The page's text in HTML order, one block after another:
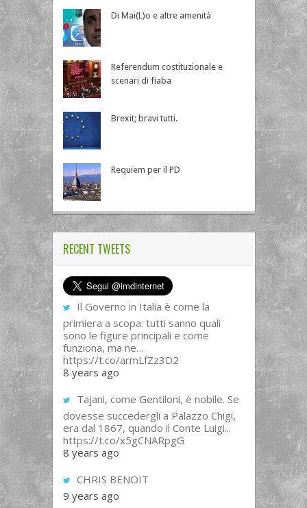
Di Mai(L)o e altre amenità
Referendum costituzionale e
scenari di fiaba
Brexit; bravi tutti.
Requiem per il PD
RECENT TWEETS
Il Governo in Italia è come la
primiera a scopa: tutti sanno quali
sono le figure principali e come
funziona, ma ne…
https://t.co/armLfZz3D2
8 years ago
Tajani, come Gentiloni, è nobile. Se
dovesse succedergli a Palazzo Chigi,
era dal 1867, quando il Conte Luigi...
https://t.co/x5gCNARpgG
8 years ago
CHRIS BENOIT
9 years ago